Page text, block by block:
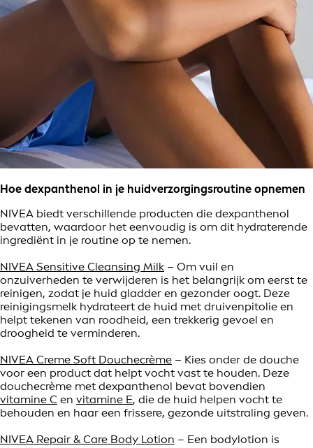
Hoe dexpanthenol in je huidverzorgingsroutine opnemen
NIVEA biedt verschillende producten die dexpanthenol
bevatten, waardoor het eenvoudig is om dit hydraterende
ingrediënt in je routine op te nemen.
NIVEA Sensitive Cleansing Milk – Om vuil en
onzuiverheden te verwijderen is het belangrijk om eerst te
reinigen, zodat je huid gladder en gezonder oogt. Deze
reinigingsmelk hydrateert de huid met druivenpitolie en
helpt tekenen van roodheid, een trekkerig gevoel en
droogheid te verminderen.
NIVEA Creme Soft Douchecrème – Kies onder de douche
voor een product dat helpt vocht vast te houden. Deze
douchecrème met dexpanthenol bevat bovendien
vitamine C en vitamine E, die de huid helpen vocht te
behouden en haar een frissere, gezonde uitstraling geven.
NIVEA Repair & Care Body Lotion – Een bodylotion is